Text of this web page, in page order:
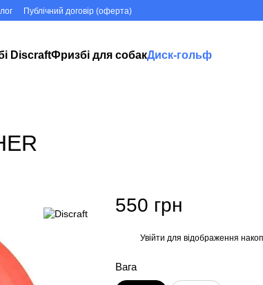
Публічний договір (оферта)
DiscraftФризбі для собакДиск-гольф
550 грн
Увійти для відображення
Вага